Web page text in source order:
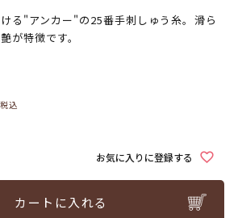
る"アンカー"の25番手刺しゅう糸。滑ら
が特徴です。
税込
お気に入りに登録する
カートに入れる